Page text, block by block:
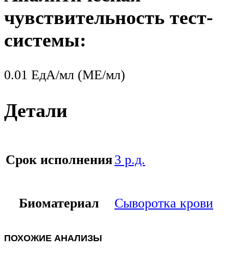
чувствительность тест-
системы:
0.01 ЕдА/мл (МЕ/мл)
Детали
Срок исполнения3 р.д.
Биоматериал Сыворотка крови
ПОХОЖИЕ АНАЛИЗЫ